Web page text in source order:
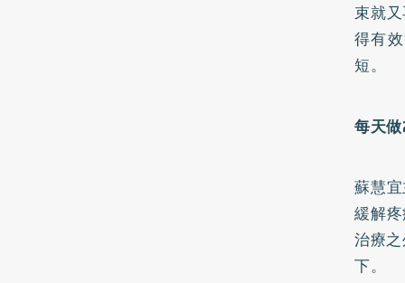
束就
得有
短。
每天
蘇慧
緩解
治療
下。